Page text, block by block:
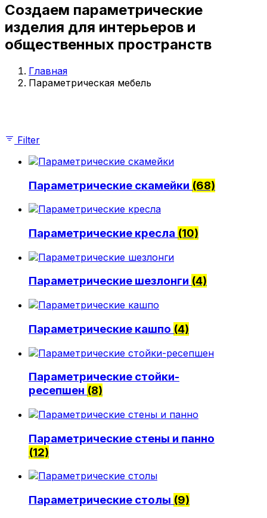
Параметрические стены и панно
Параметрические столы
Параметрические шезлонги
Параметрические кашпо
О компании
Главная
Параметрические столы
Параметрические шезлонги
Проекты
© 2026 | iParametric - Все права защищены.
Политика конфиденциальности
0
В корзине нет товаров.
Создаем параметрические
изделия для интерьеров и
общественных пространств
Главная
Параметрическая мебель
Filter
Параметрические скамейки (68)
Параметрические кресла (10)
Параметрические шезлонги (4)
Параметрические кашпо (4)
Параметрические стойки-
ресепшен (8)
Параметрические стены и панно
(12)
Параметрические столы (9)